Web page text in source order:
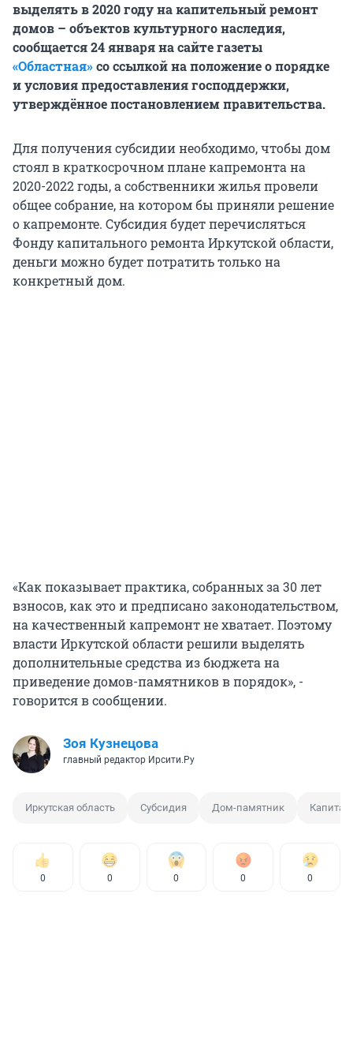
выделять в 2020 году на капительный ремонт
домов – объектов культурного наследия,
сообщается 24 января на сайте газеты
«Областная»со ссылкой на положение о порядке
и условия предоставления господдержки,
утверждённое постановлением правительства.
Для получения субсидии необходимо, чтобы дом
стоял в краткосрочном плане капремонта на
2020-2022 годы, а собственники жилья провели
общее собрание, на котором бы приняли решение
о капремонте. Субсидия будет перечисляться
Фонду капитального ремонта Иркутской области,
деньги можно будет потратить только на
конкретный дом.
«Как показывает практика, собранных за 30 лет
взносов, как это и предписано законодательством,
на качественный капремонт не хватает. Поэтому
власти Иркутской области решили выделять
дополнительные средства из бюджета на
приведение домов-памятников в порядок», -
говорится в сообщении.
Зоя Кузнецова
главный редактор Ирсити.Ру
Иркутская область Субсидия Дом-памятник
0 0 0 0 0